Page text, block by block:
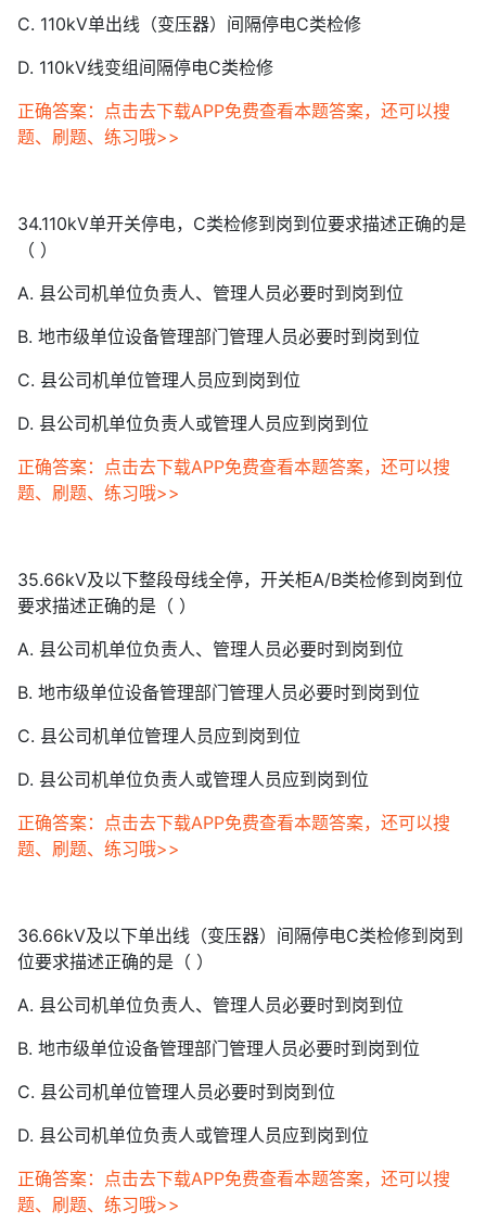
C. 110kV单出线（变压器）间隔停电C类检修
D. 110kV线变组间隔停电C类检修
正确答案：点击去下载APP免费查看本题答案，还可以搜
题、刷题、练习哦>>
34.110kV单开关停电，C类检修到岗到位要求描述正确的是
（ ）
A. 县公司机单位负责人、管理人员必要时到岗到位
B. 地市级单位设备管理部门管理人员必要时到岗到位
C. 县公司机单位管理人员应到岗到位
D. 县公司机单位负责人或管理人员应到岗到位
正确答案：点击去下载APP免费查看本题答案，还可以搜
题、刷题、练习哦>>
35.66kV及以下整段母线全停，开关柜A/B类检修到岗到位
要求描述正确的是（ ）
A. 县公司机单位负责人、管理人员必要时到岗到位
B. 地市级单位设备管理部门管理人员必要时到岗到位
C. 县公司机单位管理人员应到岗到位
D. 县公司机单位负责人或管理人员应到岗到位
正确答案：点击去下载APP免费查看本题答案，还可以搜
题、刷题、练习哦>>
36.66kV及以下单出线（变压器）间隔停电C类检修到岗到
位要求描述正确的是（ ）
A. 县公司机单位负责人、管理人员必要时到岗到位
B. 地市级单位设备管理部门管理人员必要时到岗到位
C. 县公司机单位管理人员必要时到岗到位
D. 县公司机单位负责人或管理人员应到岗到位
正确答案：点击去下载APP免费查看本题答案，还可以搜
题、刷题、练习哦>>